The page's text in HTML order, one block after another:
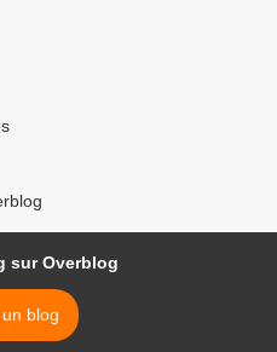
sur Overblog
blog